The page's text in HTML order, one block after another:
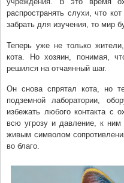
распространять слухи, что
забрать для изучения, то мир
Теперь уже не только
кота. Но хозяин, понимая,
решился на отчаянный шаг.
Он снова спрятал кота, но
подземной лаборатории,
избежать любого контакта с
всю угрозу и давление, к
живым символом
во благо.